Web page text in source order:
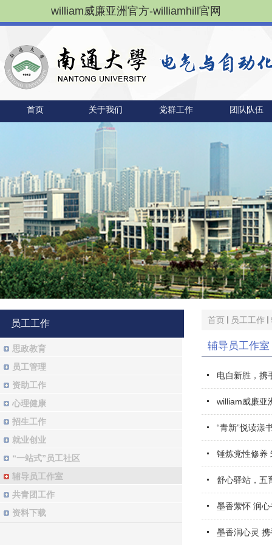
william威廉亚洲官方-williamhill官网
首页 关于我们 党群工作 团队队伍
员工工作
思政教育
员工管理
资助工作
心理健康
招生工作
就业创业
“一站式”员工社区
辅导员工作室
共青团工作
资料下载
首页 员工工作
辅导员工作室
电自新胜，携
william威廉亚
“青新”悦读漾
锤炼党性修养
舒心驿站，五
墨香萦怀 润
墨香润心灵